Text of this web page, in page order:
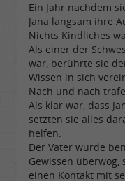
Ein Jahr nachdem
Jana langsam ihre
Nichts Kindliches
Als einer der
war, berührte sie
Wissen in sich
Nach und nach
Als klar war, dass
setzten sie alles
helfen.
Der Vater wurde
Gewissen
einen Kontakt mit